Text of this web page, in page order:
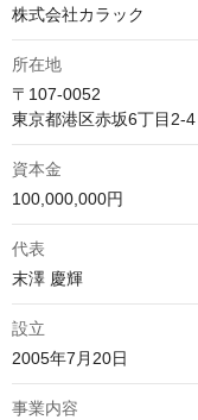
株式会社カラック
所在地
〒107‑0052
東京都港区赤坂6丁目2-
資本金
100,000,000円
代表
末澤 慶輝
設立
2005年7月20日
事業内容